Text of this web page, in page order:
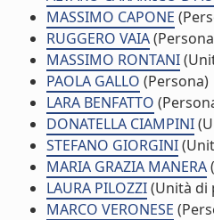
MASSIMO CAPONE
RUGGERO VAIA
MASSIMO RONTANI
PAOLA GALLO (Persona)
LARA BENFATTO
DONATELLA CIAMPINI
STEFANO GIORGINI
MARIA GRAZIA MANERA
LAURA PILOZZI(Unità di
MARCO VERONESE